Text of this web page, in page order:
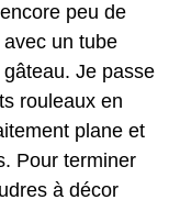
peu de
avec un tube
Je passe
rouleaux en
plane et
Pour terminer
à décor